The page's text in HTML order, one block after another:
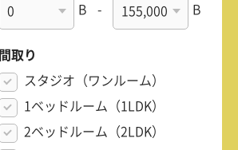
B - B
間取り
スタジオ（ワンルーム）
1ベッドルーム（1LDK）
2ベッドルーム（2LDK）